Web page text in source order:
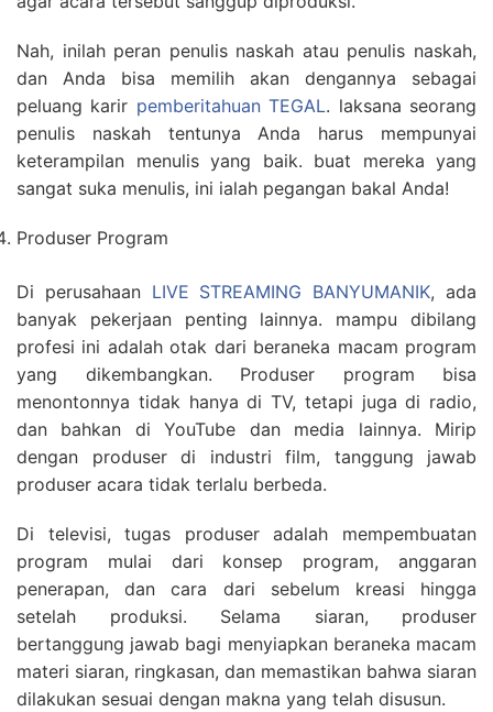
Nah, inilah peran penulis naskah atau penulis naskah,
dan Anda bisa memilih akan dengannya sebagai
peluang karir pemberitahuan TEGAL. laksana seorang
penulis naskah tentunya Anda harus mempunyai
keterampilan menulis yang baik. buat mereka yang
sangat suka menulis, ini ialah pegangan bakal Anda!
Produser Program
Di perusahaan LIVE STREAMING BANYUMANIK, ada
banyak pekerjaan penting lainnya. mampu dibilang
profesi ini adalah otak dari beraneka macam program
yang dikembangkan. Produser program bisa
menontonnya tidak hanya di TV, tetapi juga di radio,
dan bahkan di YouTube dan media lainnya. Mirip
dengan produser di industri film, tanggung jawab
produser acara tidak terlalu berbeda.
Di televisi, tugas produser adalah mempembuatan
program mulai dari konsep program, anggaran
penerapan, dan cara dari sebelum kreasi hingga
setelah produksi. Selama siaran, produser
bertanggung jawab bagi menyiapkan beraneka macam
materi siaran, ringkasan, dan memastikan bahwa siaran
dilakukan sesuai dengan makna yang telah disusun.